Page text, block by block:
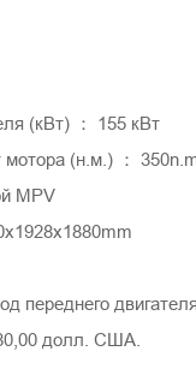
(кВт) ： 155 кВт
(н.м.) ：
MPV
переднего двигателя
долл. США.